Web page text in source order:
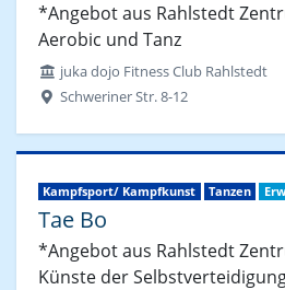
*Angebot aus Rahlstedt
Aerobic und Tanz
juka dojo Fitness Club Rahlstedt
Schweriner Str. 8-12
Kampfsport/ Kampfkunst Tanzen
Tae Bo
*Angebot aus Rahlstedt
Künste der